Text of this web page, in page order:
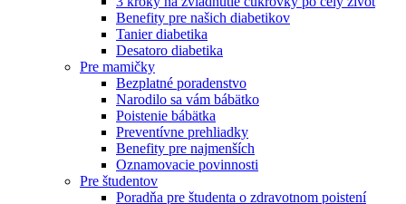
Benefity pre našich diabetikov
Tanier diabetika
Desatoro diabetika
Pre mamičky
Bezplatné poradenstvo
Narodilo sa vám bábätko
Poistenie bábätka
Preventívne prehliadky
Benefity pre najmenších
Oznamovacie povinnosti
Pre študentov
Poradňa pre študenta o zdravotnom poistení